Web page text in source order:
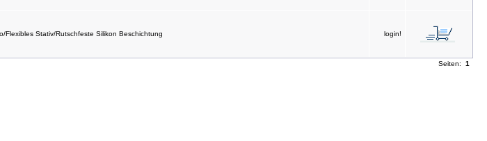
Flexibles Stativ/Rutschfeste Silikon Beschichtung login!
Seiten: 1